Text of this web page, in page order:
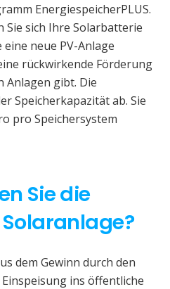
EnergiespeicherPLUS.
Sie sich Ihre Solarbatterie
neue PV-Anlage
rückwirkende Förderung
Anlagen gibt. Die
Speicherkapazität ab. Sie
pro Speichersystem
Sie die
dem Gewinn durch den
ins öffentliche